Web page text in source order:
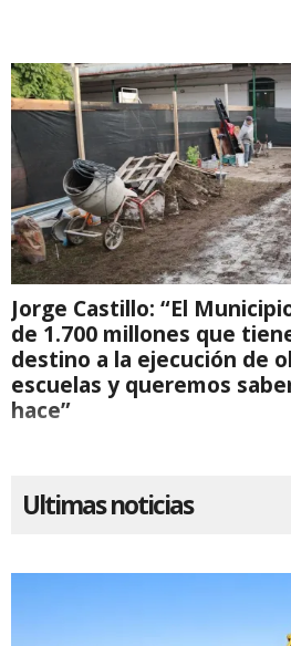
Jorge Castillo: “El
de 1.700 millones que
destino a la ejecución de
escuelas y queremos
hace”
Ultimas noticias